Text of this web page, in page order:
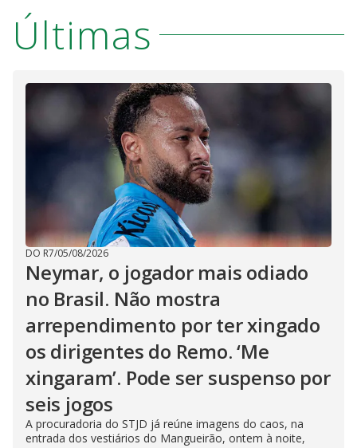
Últimas
DO R7/05/08/2026
Neymar, o jogador mais odiado
no Brasil. Não mostra
arrependimento por ter xingado
os dirigentes do Remo. ‘Me
xingaram’. Pode ser suspenso por
seis jogos
A procuradoria do STJD já reúne imagens do caos, na
entrada dos vestiários do Mangueirão, ontem à noite,